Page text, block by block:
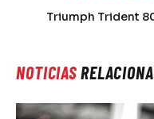
Triumph Trident
NOTICIAS